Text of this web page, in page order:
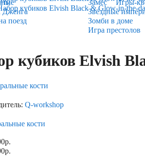
Игры-
Дженга
поезд
Замес
Звёздные
Зомби в доме
Игра престолов
кубиков Elvish
кости
Q-workshop
кости
р.
р.